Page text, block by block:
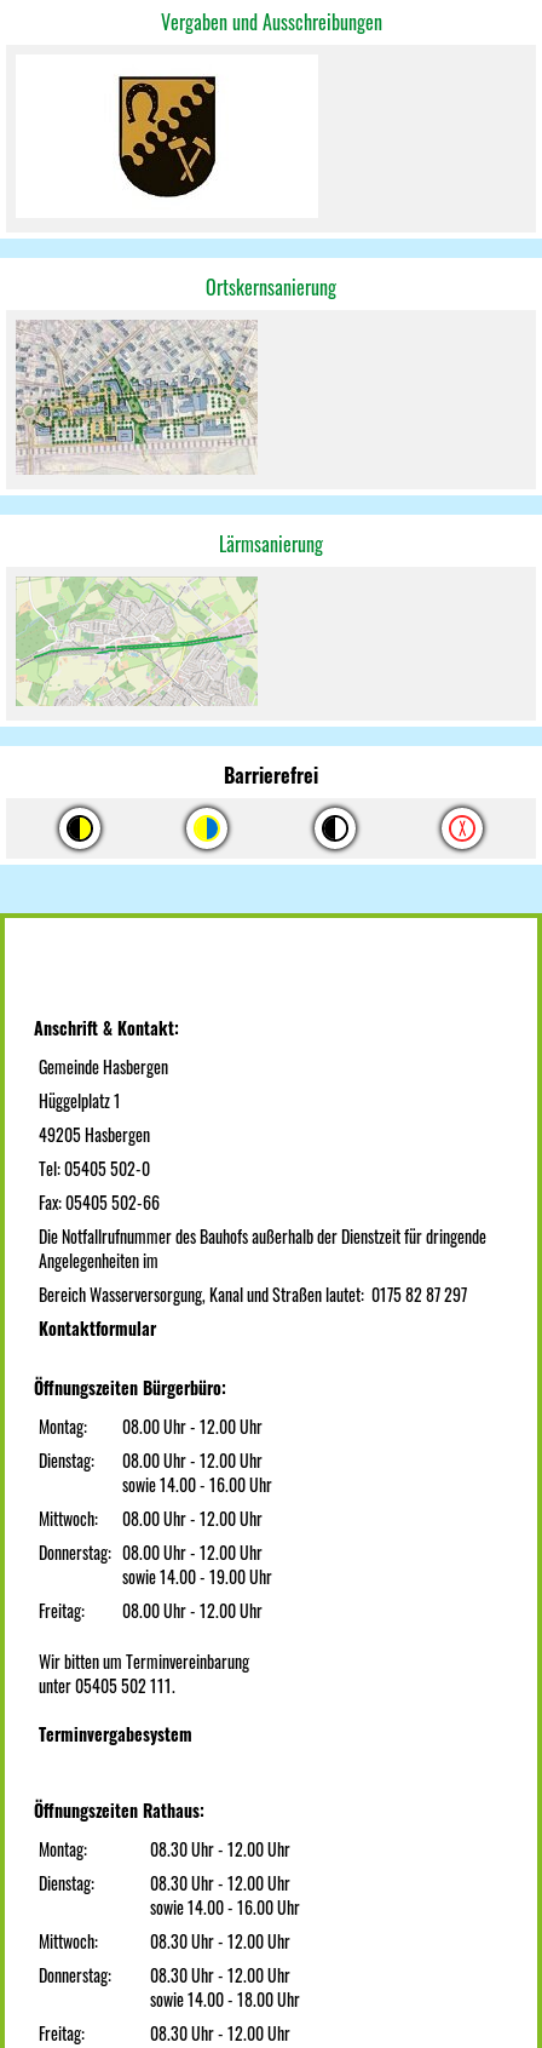
Vergaben und Ausschreibungen
Ortskernsanierung
Lärmsanierung
Barrierefrei
Anschrift & Kontakt:
Gemeinde Hasbergen
Hüggelplatz 1
49205 Hasbergen
Tel: 05405 502-0
Fax: 05405 502-66
Die Notfallrufnummer des Bauhofs außerhalb der Dienstzeit für dringende
Angelegenheiten im
Bereich Wasserversorgung, Kanal und Straßen lautet: 0175 82 87 297
Kontaktformular
Öffnungszeiten Bürgerbüro:
Montag:
08.00 Uhr - 12.00 Uhr
Dienstag:
08.00 Uhr - 12.00 Uhr
sowie 14.00 - 16.00 Uhr
Mittwoch:
08.00 Uhr - 12.00 Uhr
Donnerstag: 08.00 Uhr - 12.00 Uhr
sowie 14.00 - 19.00 Uhr
Freitag:
08.00 Uhr - 12.00 Uhr
Wir bitten um Terminvereinbarung
unter 05405 502 111.
Terminvergabesystem
Öffnungszeiten Rathaus:
Montag:
08.30 Uhr - 12.00 Uhr
Dienstag:
08.30 Uhr - 12.00 Uhr
sowie 14.00 - 16.00 Uhr
Mittwoch:
08.30 Uhr - 12.00 Uhr
Donnerstag:
08.30 Uhr - 12.00 Uhr
sowie 14.00 - 18.00 Uhr
Freitag:
08.30 Uhr - 12.00 Uhr